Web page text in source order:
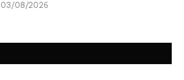
03/08/2026